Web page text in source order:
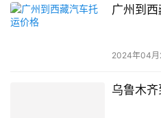
广州到
2024年04月
乌鲁木